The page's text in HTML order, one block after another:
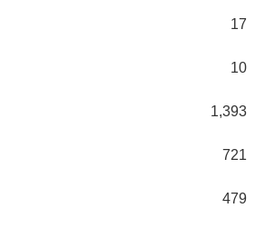
17
10
1,393
721
479